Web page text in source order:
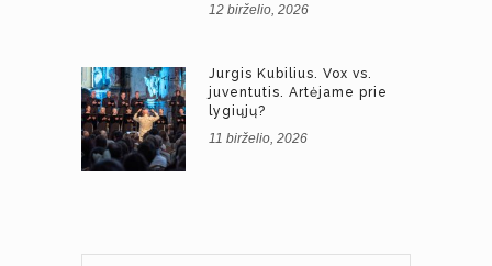
12 birželio, 2026
Jurgis Kubilius. Vox vs.
juventutis. Artėjame prie
lygiųjų?
11 birželio, 2026